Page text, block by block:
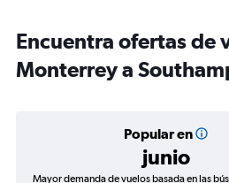
Encuentra ofertas de
Monterrey a
Popular en
junio
Mayor demanda de vuelos basada en las